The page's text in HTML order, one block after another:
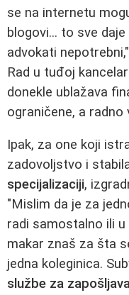
se na internetu
blogovi... to sve
advokati
Rad u tuđoj
donekle ublažava
ograničene, a
Ipak, za one koji
zadovoljstvo i
specijalizaciji,
"Mislim da je za
radi samostalno ili u
makar znaš za šta
jedna koleginica.
službe za